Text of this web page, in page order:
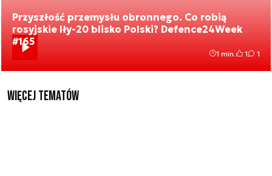
Przyszłość przemysłu obronnego. Co robią
rosyjskie Iły-20 blisko Polski? Defence24Week
#165
1 min. 1 1
Więcej tematów